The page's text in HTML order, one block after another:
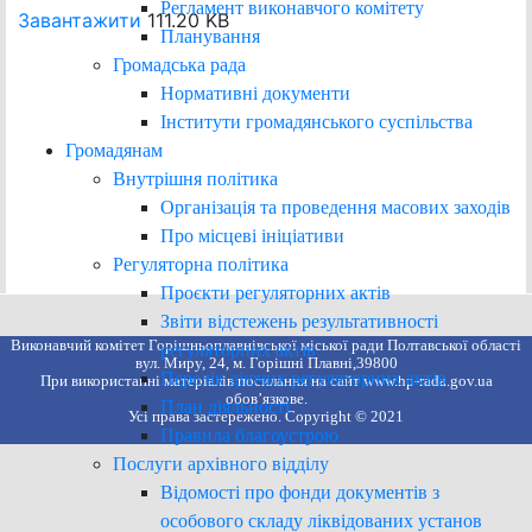
Регламент виконавчого комітету
Планування
Громадська рада
Нормативні документи
Інститути громадянського суспільства
Громадянам
Внутрішня політика
Організація та проведення масових заходів
Про місцеві ініціативи
Регуляторна політика
Проєкти регуляторних актів
Звіти відстежень результативності
регуляторних актів
Перелік діючих регуляторних актів
План діяльності
Правила благоустрою
Послуги архівного відділу
Відомості про фонди документів з
особового складу ліквідованих установ
Завантажити 111.20 KB
Виконавчий комітет Горішньоплавнівської міської ради Полтавської області
вул. Миру, 24, м. Горішні Плавні,39800
При використанні матеріалів посилання на сайт www.hp-rada.gov.ua
обов’язкове.
Усі права застережено. Copyright © 2021